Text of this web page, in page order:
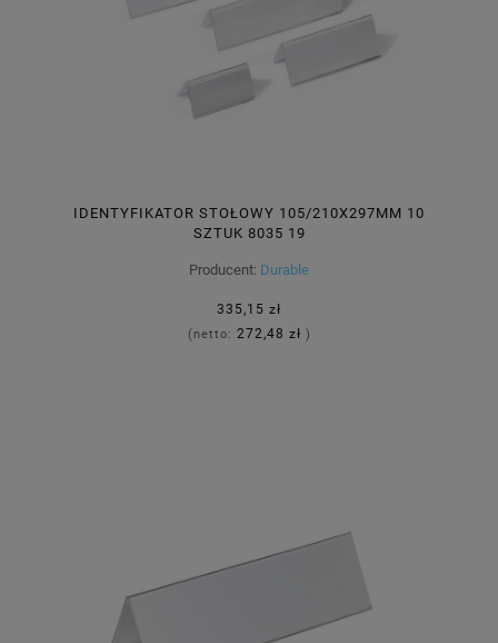
IDENTYFIKATOR STOŁOWY 105/210X297MM 10
SZTUK 8035 19
Producent: Durable
335,15 zł
(netto: 272,48 zł )